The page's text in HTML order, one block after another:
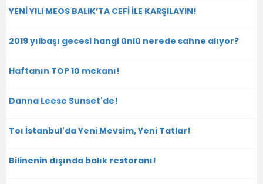
YENİ YILI MEOS BALIK’TA CEFİ İLE KARŞILAYIN!
2019 yılbaşı gecesi hangi ünlü nerede sahne alıyor?
Haftanın TOP 10 mekanı!
Danna Leese Sunset'de!
Toı İstanbul'da Yeni Mevsim, Yeni Tatlar!
Bilinenin dışında balık restoranı!